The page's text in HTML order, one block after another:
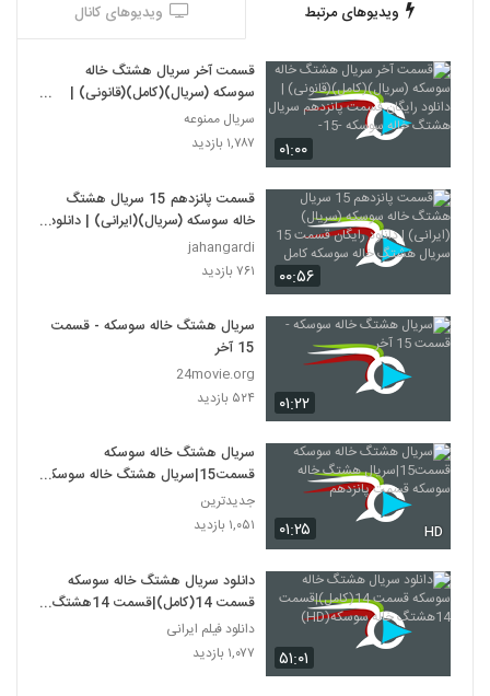
ویدیوهای مرتبط ویدیوهای کانال
۰۱:۰۰
قسمت آخر سریال هشتگ خاله
سوسکه (سریال)(کامل)(قانونی) |
دانلود رایگان قسمت پانزدهم سریال
هشتگ خاله سوسکه -15-
سریال ممنوعه
۱,۷۸۷ بازدید
۰۰:۵۶
قسمت پانزدهم 15 سریال هشتگ
خاله سوسکه (سریال)(ایرانی) | دانلود
سوسکه کامل
jahangardi
۷۶۱ بازدید
۰۱:۲۲
سریال هشتگ خاله سوسکه - قسمت
15 آخر
24movie.org
۵۲۴ بازدید
۰۱:۲۵ HD
سریال هشتگ خاله سوسکه
قسمت15|سریال هشتگ خاله سوسکه
قسمت پانزدهم
جدیدترین
۱,۰۵۱ بازدید
۵۱:۰۱
دانلود سریال هشتگ خاله سوسکه
قسمت 14(کامل)|قسمت 14هشتگ
خاله سوسکه(HD)
دانلود فیلم ایرانی
۱,۰۷۷ بازدید